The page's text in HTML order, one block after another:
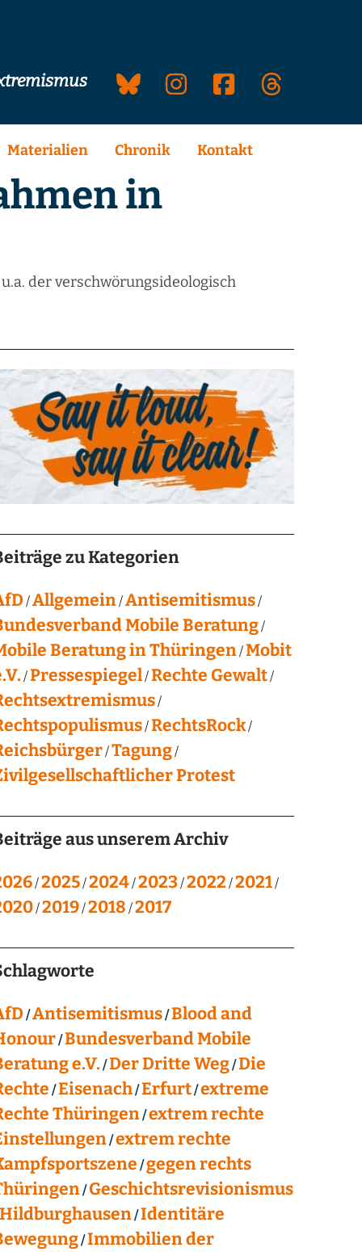
Materialien Chronik Kontakt
in
der verschwörungsideologisch
zu Kategorien
Allgemein Antisemitismus
Mobile Beratung
Beratung in Thüringen Mobit
Pressespiegel Rechte Gewalt
RechtsRock
Tagung
Protest
aus unserem Archiv
2025 2024 2023 2022 2021
2019 2018 2017
Antisemitismus Blood and
Bundesverband Mobile
e.V. Der Dritte Weg Die
Eisenach Erfurt extreme
Thüringen extrem rechte
extrem rechte
gegen rechts
Geschichtsrevisionismus
Identitäre
Immobilien der